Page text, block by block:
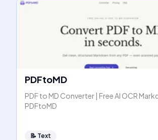
PDFtoMD
PDF to MD Converter | Free AI OCR
PDFtoMD
📝 Text